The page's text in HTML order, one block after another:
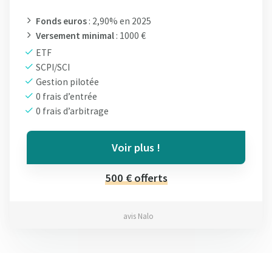
Fonds euros : 2,90% en 2025
Versement minimal : 1000 €
ETF
SCPI/SCI
Gestion pilotée
0 frais d’entrée
0 frais d’arbitrage
Voir plus !
500 € offerts
avis Nalo